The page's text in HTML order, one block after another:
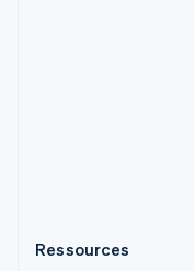
Ressources